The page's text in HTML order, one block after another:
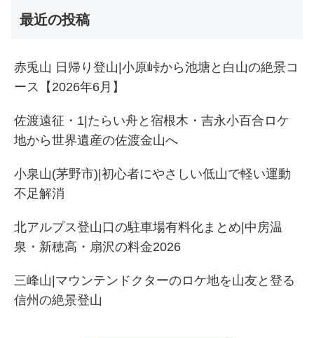
最近の投稿
赤兎山 日帰り登山|小原峠から池塘と白山の絶景コ
ース【2026年6月】
佐渡遠征・1|たらい舟と宿根木・吉永小百合ロケ
地から世界遺産の佐渡金山へ
小泉山(茅野市)|初心者にやさしい低山で軽い運動
不足解消
北アルプス登山口の駐車場有料化まとめ|中房温
泉・新穂高・扇沢の料金2026
三峰山|マウンテンドクターのロケ地を山友と登る
信州の絶景登山